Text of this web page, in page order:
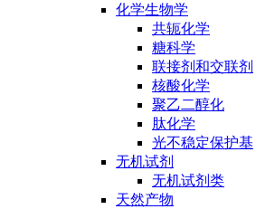
化学生物学
共轭化学
糖科学
联接剂和交联剂
核酸化学
聚乙二醇化
肽化学
光不稳定保护基
无机试剂
无机试剂类
天然产物